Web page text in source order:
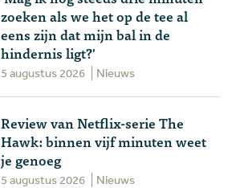
zoeken als we het op de tee al
eens zijn dat mijn bal in de
hindernis ligt?'
5 augustus 2026 Nieuws
Review van Netflix-serie The
Hawk: binnen vijf minuten weet
je genoeg
5 augustus 2026 Nieuws